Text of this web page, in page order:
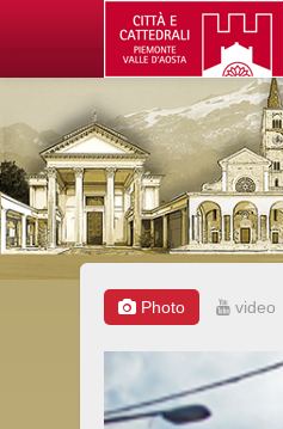
Photo video